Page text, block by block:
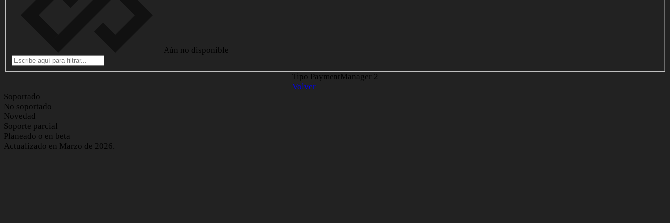
Aún no disponible
Tipo PaymentManager 2
Volver
Soportado
No soportado
Novedad
Soporte parcial
Planeado o en beta
Actualizado en Marzo de 2026.